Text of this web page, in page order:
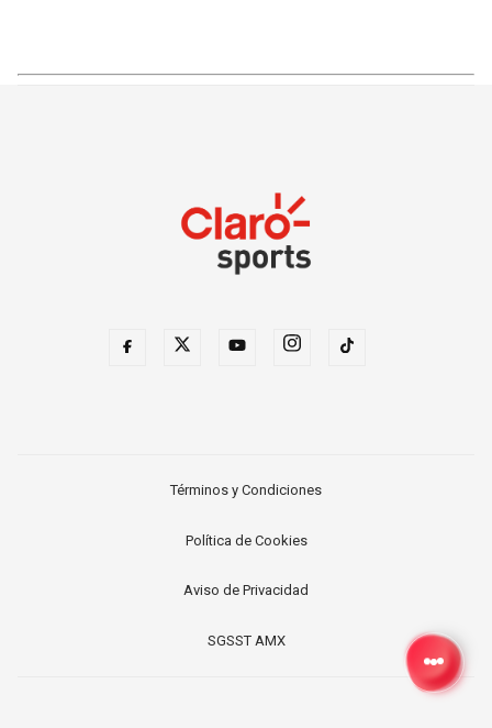
Términos y Condiciones
Política de Cookies
Aviso de Privacidad
SGSST AMX